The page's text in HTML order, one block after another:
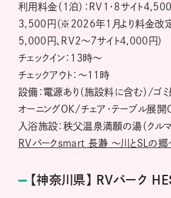
利用料金（1泊）：RV1・8サイト
3,500円（※2026年1月より料金改定
5,000円、RV2～7サイト4,000円）
チェックイン：13時～
チェックアウト：～11時
設備：電源あり（施設料に含む）/ゴ
オーニングOK/チェア・テーブル展
入浴施設：秩父温泉満願の湯（クル
RVパークsmart 長瀞 ～川とSLの郷
【神奈川県】 RVパーク